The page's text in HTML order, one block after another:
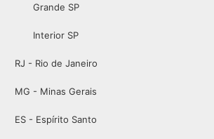
Grande SP
Interior SP
RJ - Rio de Janeiro
MG - Minas Gerais
ES - Espírito Santo